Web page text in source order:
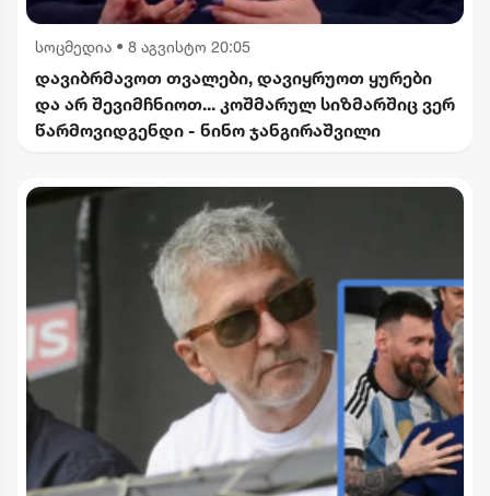
სოცმედია • 8 აგვისტო 20:05
დავიბრმავოთ თვალები, დავიყრუოთ ყურები
და არ შევიმჩნიოთ... კოშმარულ სიზმარშიც ვერ
წარმოვიდგენდი - ნინო ჯანგირაშვილი